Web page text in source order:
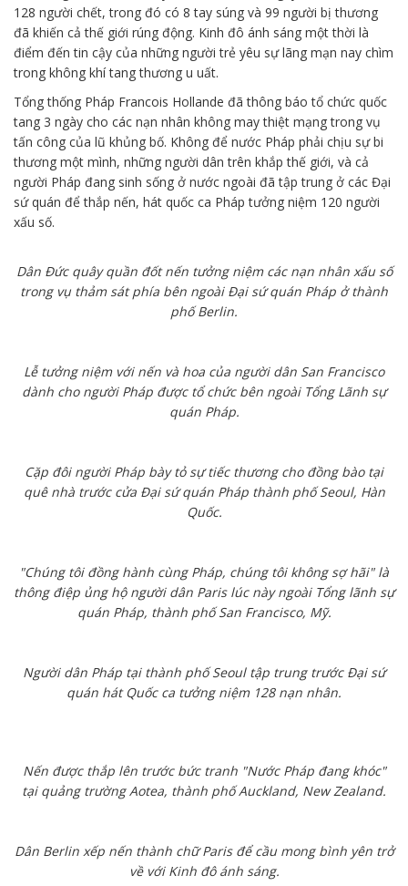
128 người chết, trong đó có 8 tay súng và 99 người bị thương
đã khiến cả thế giới rúng động. Kinh đô ánh sáng một thời là
điểm đến tin cậy của những người trẻ yêu sự lãng mạn nay chìm
trong không khí tang thương u uất.
Tổng thống Pháp Francois Hollande đã thông báo tổ chức quốc
tang 3 ngày cho các nạn nhân không may thiệt mạng trong vụ
tấn công của lũ khủng bố. Không để nước Pháp phải chịu sự bi
thương một mình, những người dân trên khắp thế giới, và cả
người Pháp đang sinh sống ở nước ngoài đã tập trung ở các Đại
sứ quán để thắp nến, hát quốc ca Pháp tưởng niệm 120 người
xấu số.
Dân Đức quây quần đốt nến tưởng niệm các nạn nhân xấu số
trong vụ thảm sát phía bên ngoài Đại sứ quán Pháp ở thành
phố Berlin.
Lễ tưởng niệm với nến và hoa của người dân San Francisco
dành cho người Pháp được tổ chức bên ngoài Tổng Lãnh sự
quán Pháp.
Cặp đôi người Pháp bày tỏ sự tiếc thương cho đồng bào tại
quê nhà trước cửa Đại sứ quán Pháp thành phố Seoul, Hàn
Quốc.
"Chúng tôi đồng hành cùng Pháp, chúng tôi không sợ hãi" là
thông điệp ủng hộ người dân Paris lúc này ngoài Tổng lãnh sự
quán Pháp, thành phố San Francisco, Mỹ.
Người dân Pháp tại thành phố Seoul tập trung trước Đại sứ
quán hát Quốc ca tưởng niệm 128 nạn nhân.
Nến được thắp lên trước bức tranh "Nước Pháp đang khóc"
tại quảng trường Aotea, thành phố Auckland, New Zealand.
Dân Berlin xếp nến thành chữ Paris để cầu mong bình yên trở
về với Kinh đô ánh sáng.